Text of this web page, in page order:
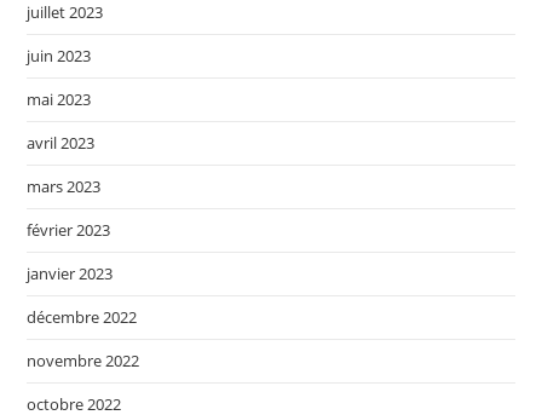
juillet 2023
juin 2023
mai 2023
avril 2023
mars 2023
février 2023
janvier 2023
décembre 2022
novembre 2022
octobre 2022